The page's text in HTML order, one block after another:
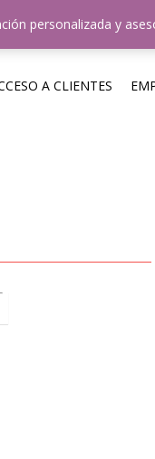
14hs-18hs / +54
A CLIENTES
personalizada y